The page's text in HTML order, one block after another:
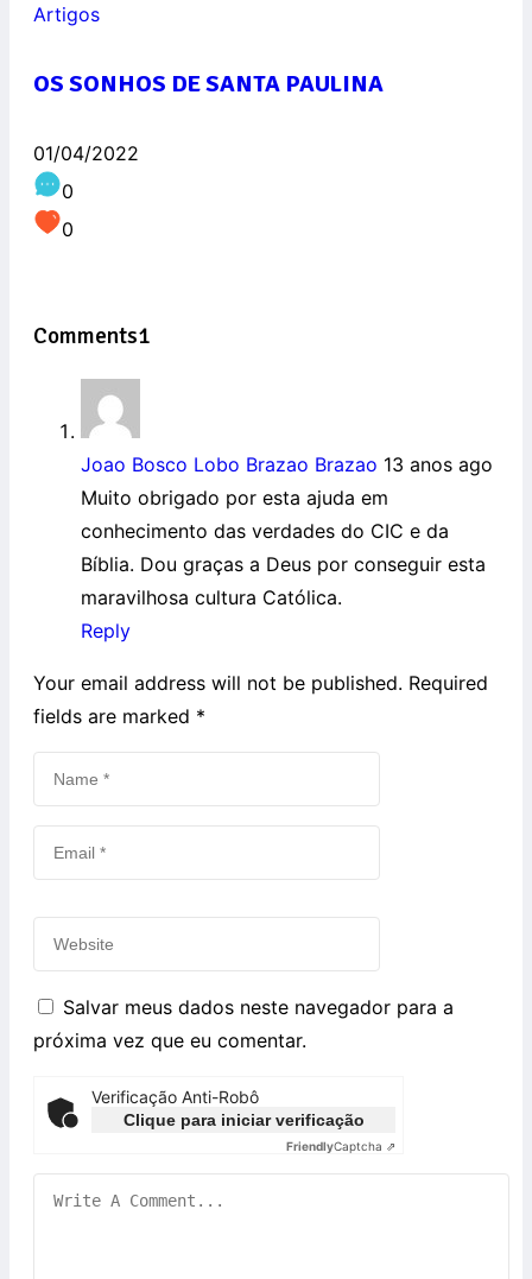
Artigos
OS SONHOS DE SANTA PAULINA
01/04/2022
0
0
Comments1
Joao Bosco Lobo Brazao Brazao 13 anos ago
Muito obrigado por esta ajuda em
conhecimento das verdades do CIC e da
Bíblia. Dou graças a Deus por conseguir esta
maravilhosa cultura Católica.
Reply
Your email address will not be published. Required
fields are marked *
Salvar meus dados neste navegador para a
próxima vez que eu comentar.
Verificação Anti-Robô
Clique para iniciar verificação
FriendlyCaptcha ⇗